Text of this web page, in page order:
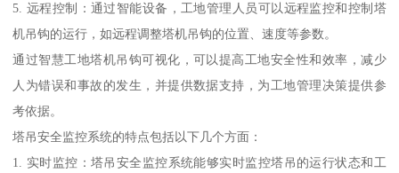
5. 远程控制：通过智能设备，工地管理人员可以远程监控和控制塔
机吊钩的运行，如远程调整塔机吊钩的位置、速度等参数。
通过智慧工地塔机吊钩可视化，可以提高工地安全性和效率，减少
人为错误和事故的发生，并提供数据支持，为工地管理决策提供参
考依据。
塔吊安全监控系统的特点包括以下几个方面：
1. 实时监控：塔吊安全监控系统能够实时监控塔吊的运行状态和工